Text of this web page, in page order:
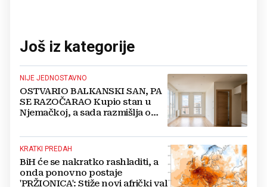
Još iz kategorije
NIJE JEDNOSTAVNO
OSTVARIO BALKANSKI SAN, PA
SE RAZOČARAO Kupio stan u
Njemačkoj, a sada razmišlja o
KRATKI PREDAH
BiH će se nakratko rashladiti, a
onda ponovno postaje
'PRŽIONICA': Stiže novi afrički val